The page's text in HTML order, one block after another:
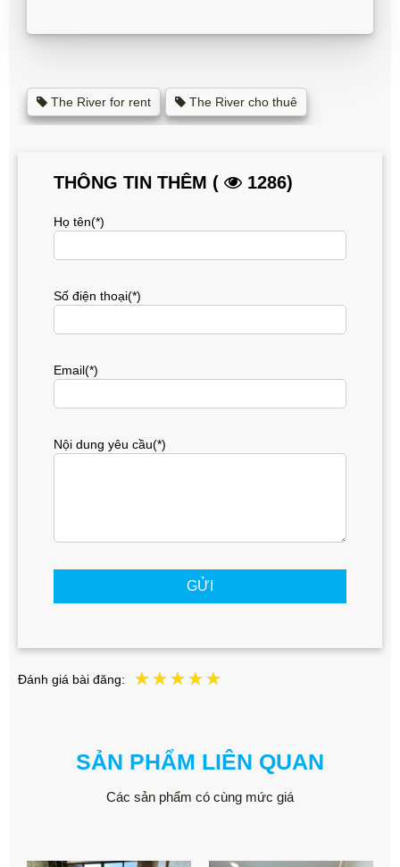
The River for rent The River cho thuê
THÔNG TIN THÊM ( 1286)
Họ tên(*)
Số điện thoại(*)
Email(*)
Nội dung yêu cầu(*)
GỬI
Đánh giá bài đăng:
SẢN PHẨM LIÊN QUAN
Các sản phẩm có cùng mức giá